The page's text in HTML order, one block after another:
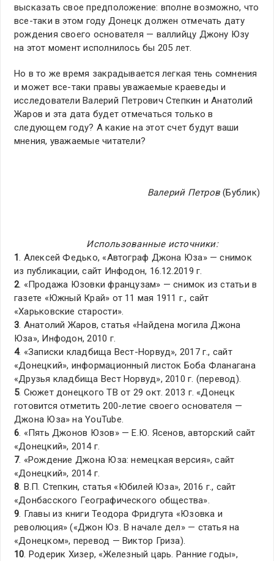
высказать свое предположение: вполне возможно, что
все-таки в этом году Донецк должен отмечать дату
рождения своего основателя — валлийцу Джону Юзу
на этот момент исполнилось бы 205 лет.
Но в то же время закрадывается легкая тень сомнения
и может все-таки правы уважаемые краеведы и
исследователи Валерий Петрович Степкин и Анатолий
Жаров и эта дата будет отмечаться только в
следующем году? А какие на этот счет будут ваши
мнения, уважаемые читатели?
Валерий Петров(Бублик)
Использованные источники:
1. Алексей Федько, «Автограф Джона Юза» — снимок
из публикации, сайт Инфодон, 16.12.2019 г.
2. «Продажа Юзовки французам» — снимок из статьи в
газете «Южный Край» от 11 мая 1911 г., сайт
«Харьковские старости».
3. Анатолий Жаров, статья «Найдена могила Джона
Юза», Инфодон, 2010 г.
4. «Записки кладбища Вест-Норвуд», 2017 г., сайт
«Донецкий», информационный листок Боба Фланагана
«Друзья кладбища Вест Норвуд», 2010 г. (перевод).
5. Сюжет донецкого ТВ от 29 окт. 2013 г. «Донецк
готовится отметить 200-летие своего основателя —
Джона Юза» на YouTube.
6. «Пять Джонов Юзов» — Е.Ю. Ясенов, авторский сайт
«Донецкий», 2014 г.
7. «Рождение Джона Юза: немецкая версия», сайт
«Донецкий», 2014 г.
8. В.П. Степкин, статья «Юбилей Юза», 2016 г., сайт
«Донбасского Географического общества».
9. Главы из книги Теодора Фридгута «Юзовка и
революция» («Джон Юз. В начале дел» — статья на
«Донецком», перевод — Виктор Гриза).
10. Родерик Хизер, «Железный царь. Ранние годы»,